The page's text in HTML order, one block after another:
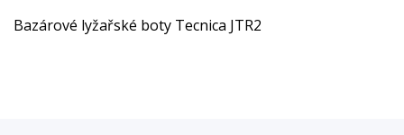
Bazárové lyžařské boty Tecnica JTR2